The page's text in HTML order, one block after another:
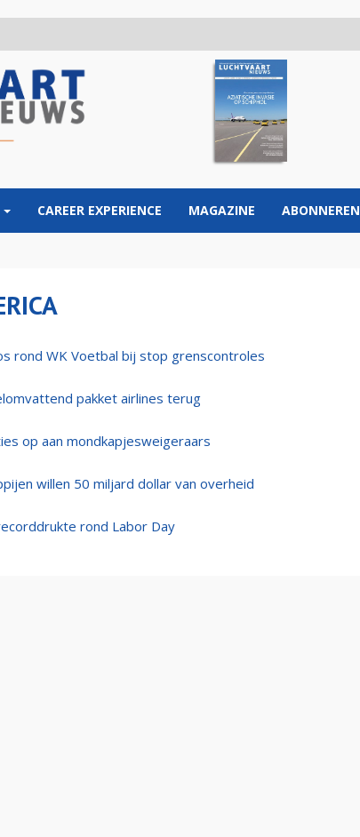
CAREER EXPERIENCE MAGAZINE ABONNEREN
rond WK Voetbal bij stop grenscontroles
pakket airlines terug
op aan mondkapjesweigeraars
willen 50 miljard dollar van overheid
rond Labor Day